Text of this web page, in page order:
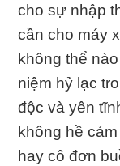
cho sự nhập
cần cho máy
không thể
niệm hỷ lạc
độc và yên
không hề
hay cô đơn